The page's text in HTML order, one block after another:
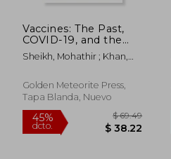
Vaccines: The Past,
COVID-19, and the
Future (en Inglés)
Sheikh, Mohathir ; Khan,
Angela
Golden Meteorite Press,
Tapa Blanda, Nuevo